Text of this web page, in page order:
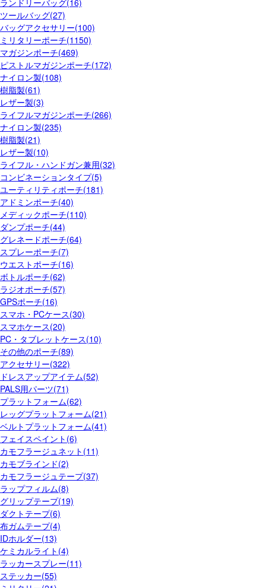
ツールバッグ(27)
バッグアクセサリー(100)
ミリタリーポーチ(1150)
マガジンポーチ(469)
ピストルマガジンポーチ(172)
ナイロン製(108)
樹脂製(61)
レザー製(3)
ライフルマガジンポーチ(266)
ナイロン製(235)
樹脂製(21)
レザー製(10)
ライフル・ハンドガン兼用(32)
コンビネーションタイプ(5)
ユーティリティポーチ(181)
アドミンポーチ(40)
メディックポーチ(110)
ダンプポーチ(44)
グレネードポーチ(64)
スプレーポーチ(7)
ウエストポーチ(16)
ボトルポーチ(62)
ラジオポーチ(57)
GPSポーチ(16)
スマホ・PCケース(30)
スマホケース(20)
PC・タブレットケース(10)
その他のポーチ(89)
アクセサリー(322)
ドレスアップアイテム(52)
PALS用パーツ(71)
プラットフォーム(62)
レッグプラットフォーム(21)
ベルトプラットフォーム(41)
フェイスペイント(6)
カモフラージュネット(11)
カモブラインド(2)
カモフラージュテープ(37)
ラップフィルム(8)
グリップテープ(19)
ダクトテープ(6)
布ガムテープ(4)
IDホルダー(13)
ケミカルライト(4)
ラッカースプレー(11)
ステッカー(55)